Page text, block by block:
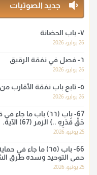
ومن المعاصرين أنكره الشيخ
بقول الإمام مالك رحمه
منذ 3 شهر
لا أعلم لدعاء ختم القرآن
سنة الرسول صلى الله
الله عنهم. ابن عثيمين.
منذ 3 شهر
أ.د. صالح
جديد الصوتيات
٧- باب الحضانة
26 يوليو، 2026
٦- فصل في نفقة الرقيق
26 يوليو، 2026
٥- تابع باب نفقة الأقارب من قوله: (ومن له وارث غير أب).
26 يوليو، 2026
67- باب (٦٦) باب ما
حَقَّ قَدْرِهِ ..} الزمر (67) الآية.
25 يونيو، 2026
66- باب (٦٥) ما جاء
حمى التوحيد وسده طرق
25 يونيو، 2026